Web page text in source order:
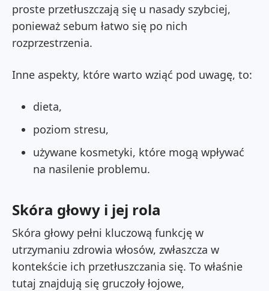
proste przetłuszczają się u nasady szybciej,
ponieważ sebum łatwo się po nich
rozprzestrzenia.
Inne aspekty, które warto wziąć pod uwagę, to:
dieta,
poziom stresu,
używane kosmetyki, które mogą wpływać
na nasilenie problemu.
Skóra głowy i jej rola
Skóra głowy pełni kluczową funkcję w
utrzymaniu zdrowia włosów, zwłaszcza w
kontekście ich przetłuszczania się. To właśnie
tutaj znajdują się gruczoły łojowe,